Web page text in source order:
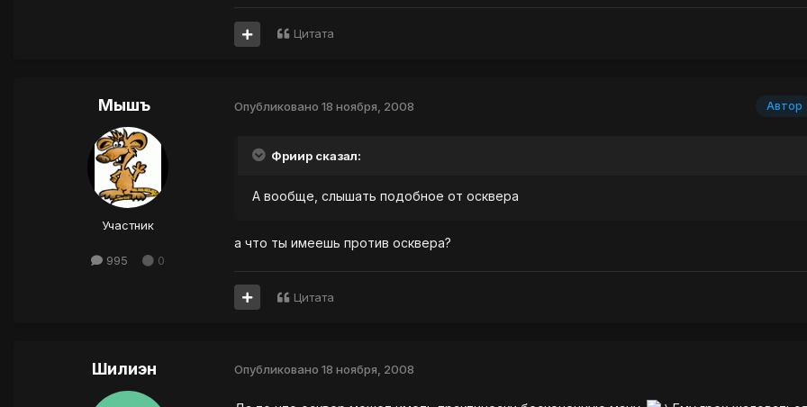
Цитата
Мышъ
Участник
995 0
Автор
Опубликовано 18 ноября, 2008
Фриир сказал:
А вообще, слышать подобное от осквера
а что ты имеешь против осквера?
Цитата
Шилиэн Опубликовано 18 ноября, 2008